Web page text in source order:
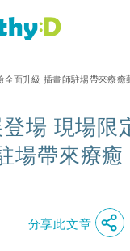
面升級 插畫師駐場帶來療癒
場 現場限
場帶來療癒
分享此文章